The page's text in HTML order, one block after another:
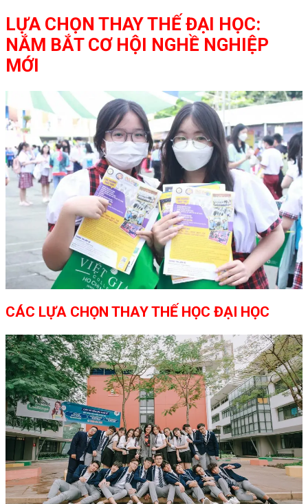
LỰA CHỌN THAY THẾ ĐẠI HỌC:
NẮM BẮT CƠ HỘI NGHỀ NGHIỆP
MỚI
CÁC LỰA CHỌN THAY THẾ HỌC ĐẠI HỌC